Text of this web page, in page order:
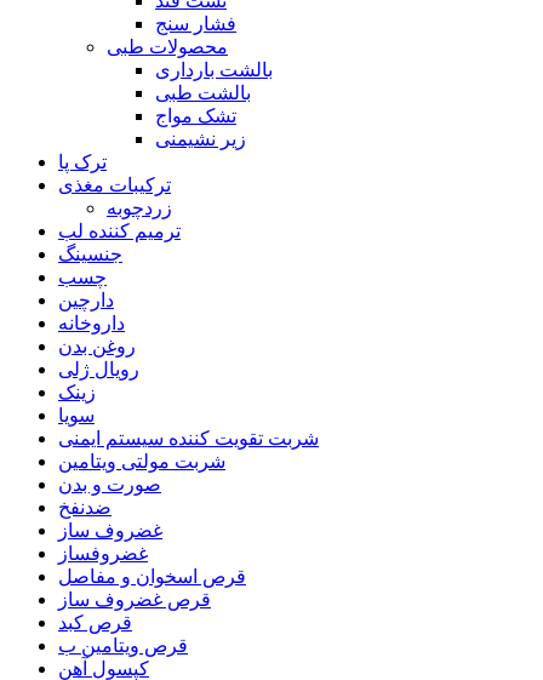
فشار سنج
محصولات طبی
بالشت بارداری
بالشت طبی
تشک مواج
زیر نشیمنی
ترک پا
ترکیبات مغذی
زردچوبه
ترمیم کننده لب
جنسینگ
چسب
دارچین
داروخانه
روغن بدن
رویال ژلی
زینک
سویا
شربت تقویت کننده سیستم ایمنی
شربت مولتی ویتامین
صورت و بدن
ضدنفخ
غضروف ساز
غضروفساز
قرص اسخوان و مفاصل
قرص غضروف ساز
قرص کبد
قرص ویتامین ب
کپسول آهن